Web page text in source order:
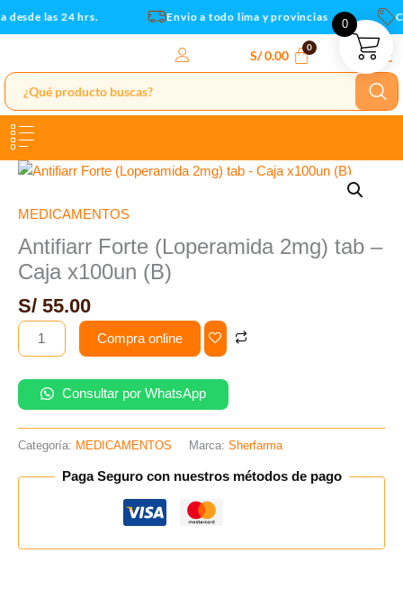
al
las 24 hrs. Envio a todo lima y provincias
S/0.00
MEDICAMENTOS
Antifiarr Forte (Loperamida 2mg) tab –
Caja x100un (B)
S/ 55.00
Antifiarr
(Loperamida
tab
-
Caja
x100un
Compra online
Consultar por WhatsApp
Categoría: MEDICAMENTOS Marca: Sherfarma
Paga Seguro con nuestros métodos de pago
0
Caja
(B)
cantidad